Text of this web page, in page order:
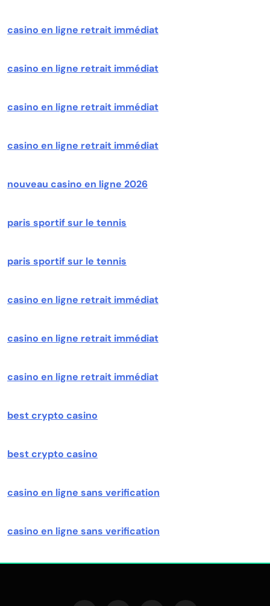
casino en ligne retrait immédiat
casino en ligne retrait immédiat
casino en ligne retrait immédiat
casino en ligne retrait immédiat
nouveau casino en ligne 2026
paris sportif sur le tennis
paris sportif sur le tennis
casino en ligne retrait immédiat
casino en ligne retrait immédiat
casino en ligne retrait immédiat
best crypto casino
best crypto casino
casino en ligne sans verification
casino en ligne sans verification